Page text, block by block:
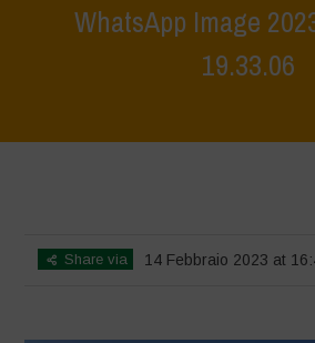
WhatsApp Image
19.33.06
Share via 14 Febbraio 2023 at